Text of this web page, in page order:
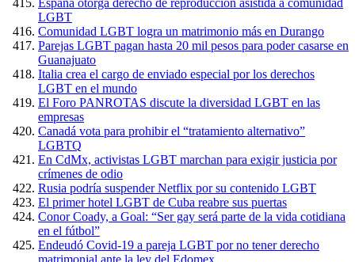
España otorga derecho de reproducción asistida a comunidad
LGBT
Comunidad LGBT logra un matrimonio más en Durango
Parejas LGBT pagan hasta 20 mil pesos para poder casarse en
Guanajuato
Italia crea el cargo de enviado especial por los derechos
LGBT en el mundo
El Foro PANROTAS discute la diversidad LGBT en las
empresas
Canadá vota para prohibir el “tratamiento alternativo”
LGBTQ
En CdMx, activistas LGBT marchan para exigir justicia por
crímenes de odio
Rusia podría suspender Netflix por su contenido LGBT
El primer hotel LGBT de Cuba reabre sus puertas
Conor Coady, a Goal: “Ser gay será parte de la vida cotidiana
en el fútbol”
Endeudó Covid-19 a pareja LGBT por no tener derecho
matrimonial ante la ley del Edomex